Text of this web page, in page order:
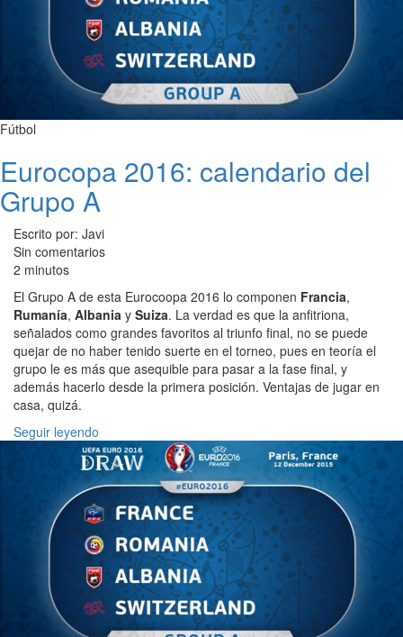
Fútbol
Eurocopa 2016: calendario del
Grupo A
Escrito por: Javi
Sin comentarios
2 minutos
El Grupo A de esta Eurocoopa 2016 lo componen Francia,
Rumanía, Albania y Suiza. La verdad es que la anfitriona,
señalados como grandes favoritos al triunfo final, no se puede
quejar de no haber tenido suerte en el torneo, pues en teoría el
grupo le es más que asequible para pasar a la fase final, y
además hacerlo desde la primera posición. Ventajas de jugar en
casa, quizá.
Seguir leyendo